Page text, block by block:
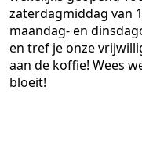
zaterdagmiddag van
maandag- en
en tref je onze
aan de koffie! Wees
bloeit!